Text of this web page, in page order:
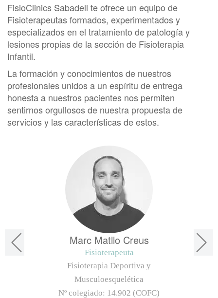
FisioClinics Sabadell te ofrece un equipo de
Fisioterapeutas formados, experimentados y
especializados en el tratamiento de patología y
lesiones propias de la sección de Fisioterapia
Infantil.
La formación y conocimientos de nuestros
profesionales unidos a un espíritu de entrega
honesta a nuestros pacientes nos permiten
sentirnos orgullosos de nuestra propuesta de
servicios y las características de estos.
Marc Matllo Creus
Fisioterapeuta
Fisioterapia Deportiva y
Musculoesquelética
Nº colegiado: 14.902 (COFC)